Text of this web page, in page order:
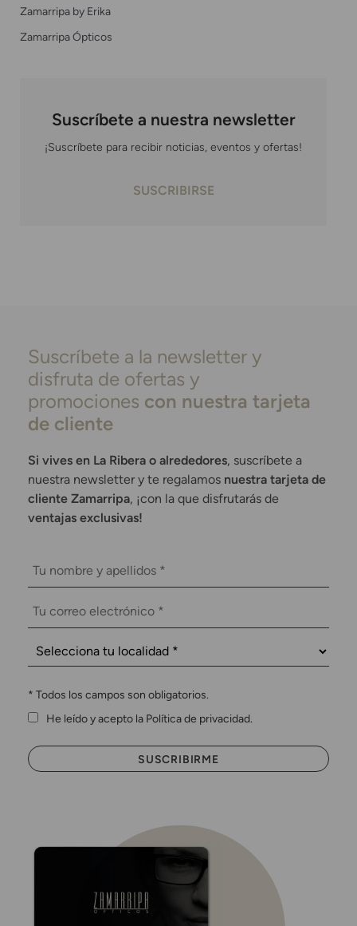
Zamarripa by Erika
Zamarripa Ópticos
Suscríbete a nuestra newsletter
¡Suscríbete para recibir noticias, eventos y ofertas!
SUSCRIBIRSE
Suscríbete a la newsletter y
disfruta de ofertas y
promociones con nuestra tarjeta
de cliente
Si vives en La Ribera o alrededores, suscríbete a
nuestra newsletter y te regalamos nuestra tarjeta de
cliente Zamarripa, ¡con la que disfrutarás de
ventajas exclusivas!
* Todos los campos son obligatorios.
He leído y acepto la Política de privacidad.